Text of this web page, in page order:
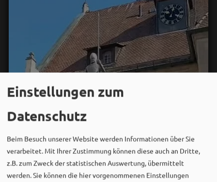
Einstellungen zum
Datenschutz
Beim Besuch unserer Website werden Informationen über Sie
verarbeitet. Mit Ihrer Zustimmung können diese auch an Dritte,
z.B. zum Zweck der statistischen Auswertung, übermittelt
werden. Sie können die hier vorgenommenen Einstellungen